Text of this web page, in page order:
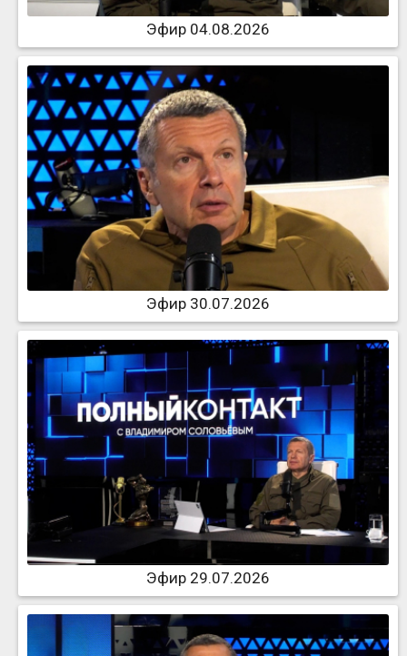
Эфир 04.08.2026
Эфир 30.07.2026
Эфир 29.07.2026